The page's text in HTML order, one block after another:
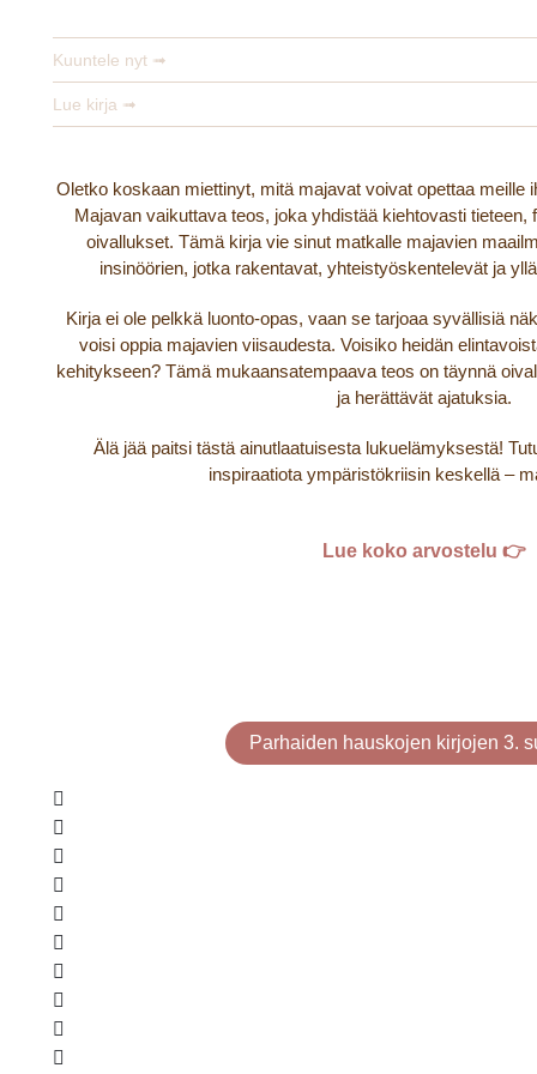
Kuuntele nyt ➟
Lue kirja ➟
Oletko koskaan miettinyt, mitä majavat voivat opettaa meille
Majavan vaikuttava teos, joka yhdistää kiehtovasti tieteen,
oivallukset. Tämä kirja vie sinut matkalle majavien
insinöörien, jotka rakentavat, yhteistyöskentelevät ja
Kirja ei ole pelkkä luonto-opas, vaan se tarjoaa syvällisiä
voisi oppia majavien viisaudesta. Voisiko heidän
kehitykseen? Tämä mukaansatempaava teos on täynnä
ja herättävät ajatuksia.
Älä jää paitsi tästä ainutlaatuisesta lukuelämyksestä!
inspiraatiota ympäristökriisin keskellä –
Lue koko arvostelu 👉
Parhaiden hauskojen kirjojen 3.